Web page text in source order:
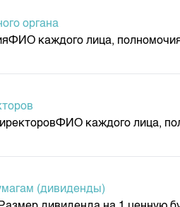
органа
каждого лица,
каждого лица,
(дивиденды)